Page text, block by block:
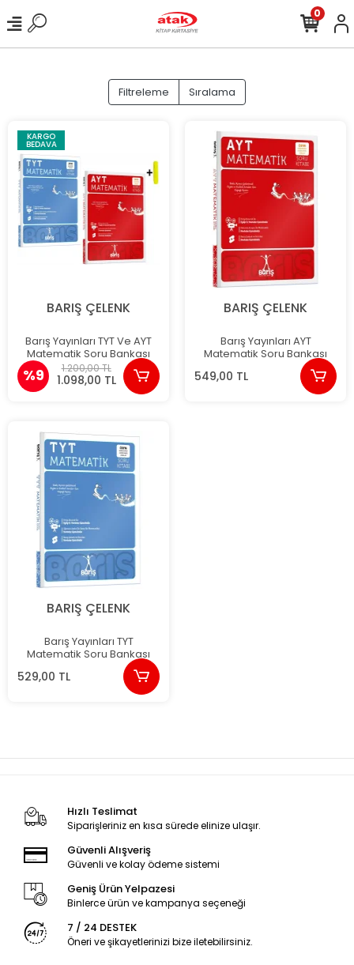
0
Filtreleme Sıralama
KARGO
BEDAVA
BARIŞ ÇELENK
Barış Yayınları TYT Ve AYT
Matematik Soru Bankası
%9 1.200,00 TL
1.098,00 TL
BARIŞ ÇELENK
Barış Yayınları AYT
Matematik Soru Bankası
549,00 TL
BARIŞ ÇELENK
Barış Yayınları TYT
Matematik Soru Bankası
529,00 TL
Hızlı Teslimat
Siparişleriniz en kısa sürede elinize ulaşır.
Güvenli Alışveriş
Güvenli ve kolay ödeme sistemi
Geniş Ürün Yelpazesi
Binlerce ürün ve kampanya seçeneği
7 / 24 DESTEK
Öneri ve şikayetlerinizi bize iletebilirsiniz.